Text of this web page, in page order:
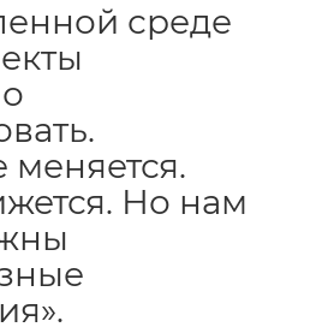
среде
Но нам